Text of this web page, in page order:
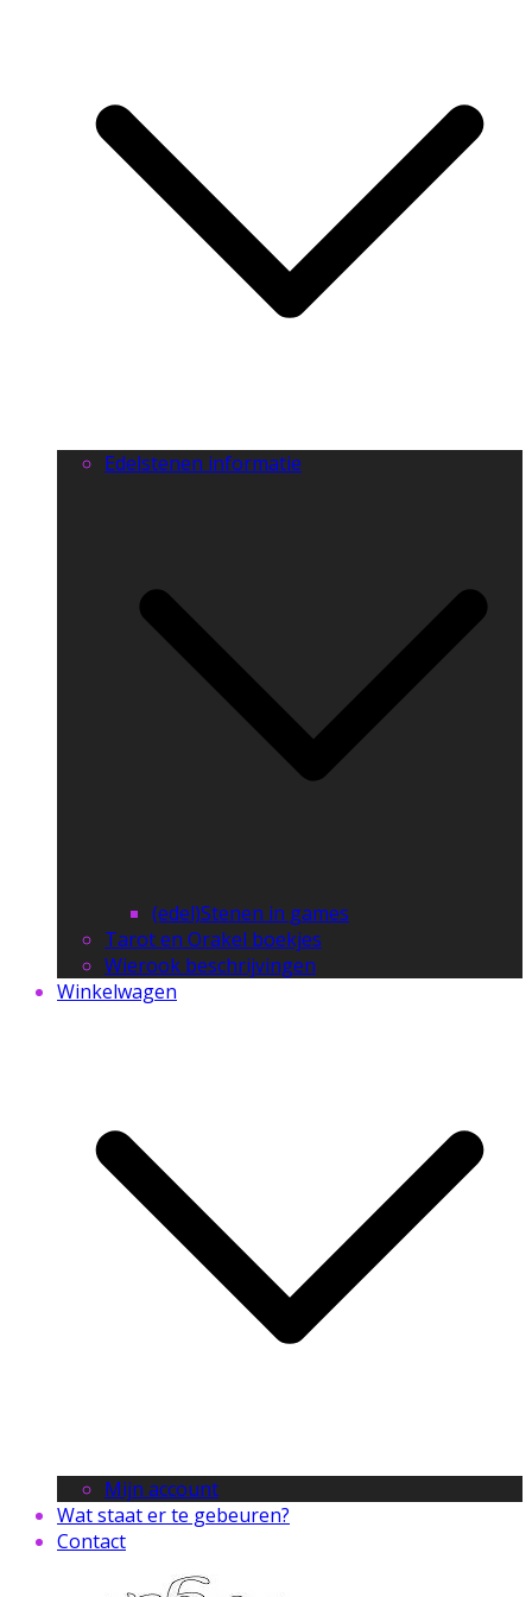
Edelstenen informatie
(edel)Stenen in games
Tarot en Orakel boekjes
Wierook beschrijvingen
Winkelwagen
Mijn account
Wat staat er te gebeuren?
Contact